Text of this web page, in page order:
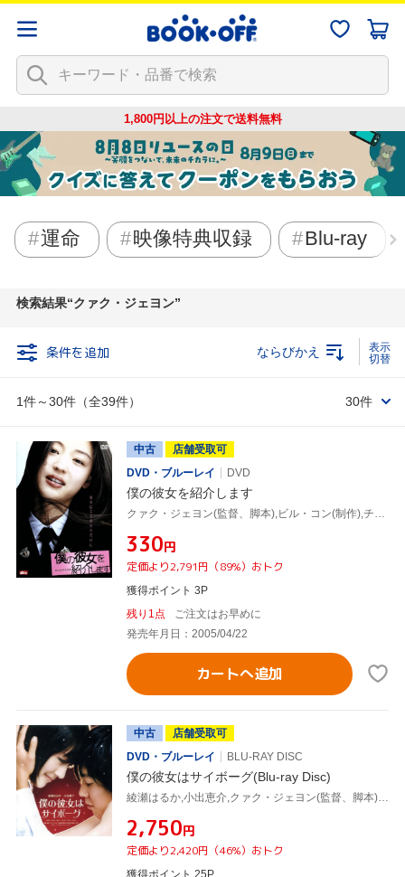
1,800円以上の注文で送料無料
運命 映像特典収録 Blu-ray
検索結果 クァク・ジェヨン
条件を追加
1件～30件（全39件）
ならびかえ
30件
中古
店舗受取可
DVD・ブルーレイ
DVD
僕の彼女を紹介します
¥330円
定価より2,791円（89%）おトク
獲得ポイント 3P
残り1点
ご注文はお早めに
発売年月日：2005/04/22
カートへ追加
中古
店舗受取可
DVD・ブルーレイ
BLU-RAY DISC
僕の彼女はサイボーグ(Blu-ray Disc)
綾瀬はるか,小出恵介,クァク・ジェヨン(監督、脚本),大坪直樹(音楽)
¥2,750円
定価より2,420円（46%）おトク
獲得ポイント 25P